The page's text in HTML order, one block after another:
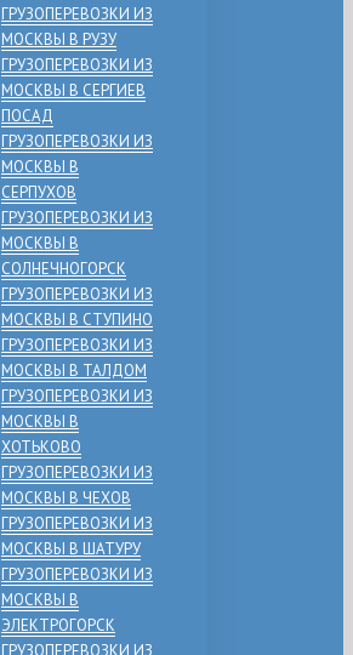
ГРУЗОПЕРЕВОЗКИ ИЗ
МОСКВЫ В РУЗУ
ГРУЗОПЕРЕВОЗКИ ИЗ
МОСКВЫ В СЕРГИЕВ
ПОСАД
ГРУЗОПЕРЕВОЗКИ ИЗ
МОСКВЫ В
СЕРПУХОВ
ГРУЗОПЕРЕВОЗКИ ИЗ
МОСКВЫ В
СОЛНЕЧНОГОРСК
ГРУЗОПЕРЕВОЗКИ ИЗ
МОСКВЫ В СТУПИНО
ГРУЗОПЕРЕВОЗКИ ИЗ
МОСКВЫ В ТАЛДОМ
ГРУЗОПЕРЕВОЗКИ ИЗ
МОСКВЫ В
ХОТЬКОВО
ГРУЗОПЕРЕВОЗКИ ИЗ
МОСКВЫ В ЧЕХОВ
ГРУЗОПЕРЕВОЗКИ ИЗ
МОСКВЫ В ШАТУРУ
ГРУЗОПЕРЕВОЗКИ ИЗ
МОСКВЫ В
ЭЛЕКТРОГОРСК
ГРУЗОПЕРЕВОЗКИ ИЗ